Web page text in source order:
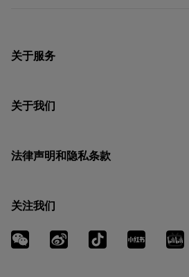
关于服务
关于我们
法律声明和隐私条款
关注我们